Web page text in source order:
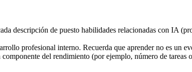
descripción de puesto habilidades relacionadas con IA
profesional interno. Recuerda que aprender no es un
del rendimiento (por ejemplo, número de